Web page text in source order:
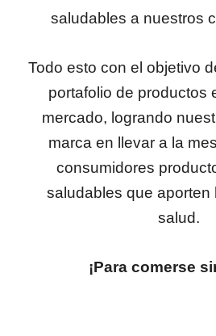
saludables a nuestros
Todo esto con el objetivo
portafolio de productos
mercado, logrando
marca en llevar a la
consumidores
saludables que aporten
salud.
¡Para comerse